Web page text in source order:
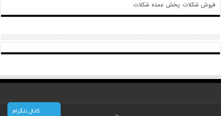
فروش شکلات پخش عمده شکلات
کانال تلگرام